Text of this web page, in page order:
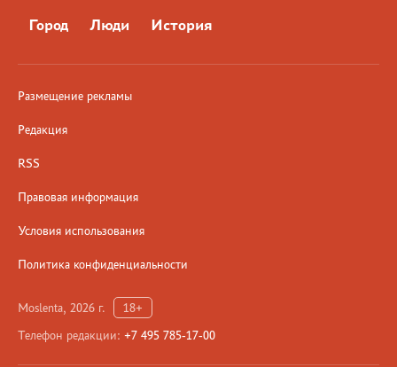
Город Люди История
Размещение рекламы
Редакция
RSS
Правовая информация
Условия использования
Политика конфиденциальности
Moslenta, 2026 г.
18+
Телефон редакции: +7 495 785-17-00